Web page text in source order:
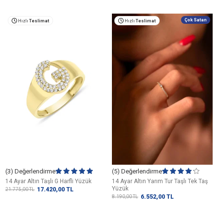
Hızlı Teslimat
(3) Değerlendirme
14 Ayar Altın Taşlı G Harfli Yüzük
21.775,00TL 17.420,00 TL
Hızlı Teslimat Çok Satan
(5) Değerlendirme
14 Ayar Altın Yarım Tur Taşlı Tek Taş
Yüzük
8.190,00TL 6.552,00 TL